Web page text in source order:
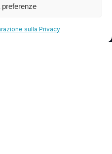
sulla Privacy